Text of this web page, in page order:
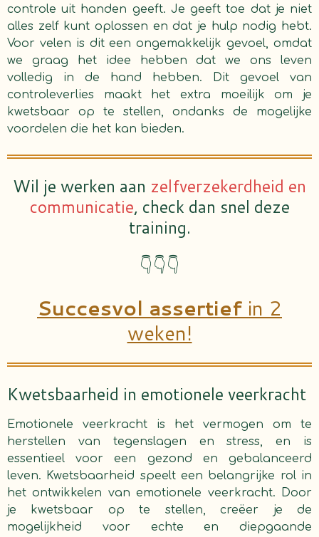
controle uit handen geeft. Je geeft toe dat je niet
alles zelf kunt oplossen en dat je hulp nodig hebt.
Voor velen is dit een ongemakkelijk gevoel, omdat
we graag het idee hebben dat we ons leven
volledig in de hand hebben. Dit gevoel van
controleverlies maakt het extra moeilijk om je
kwetsbaar op te stellen, ondanks de mogelijke
voordelen die het kan bieden.
Wil je werken aan zelfverzekerdheid en
communicatie, check dan snel deze
training.
👇👇👇
Succesvol assertief in 2
weken!
Kwetsbaarheid in emotionele veerkracht
Emotionele veerkracht is het vermogen om te
herstellen van tegenslagen en stress, en is
essentieel voor een gezond en gebalanceerd
leven. Kwetsbaarheid speelt een belangrijke rol in
het ontwikkelen van emotionele veerkracht. Door
je kwetsbaar op te stellen, creëer je de
mogelijkheid voor echte en diepgaande